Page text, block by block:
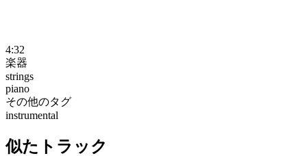
4:32
楽器
strings
piano
その他のタグ
instrumental
似たトラック